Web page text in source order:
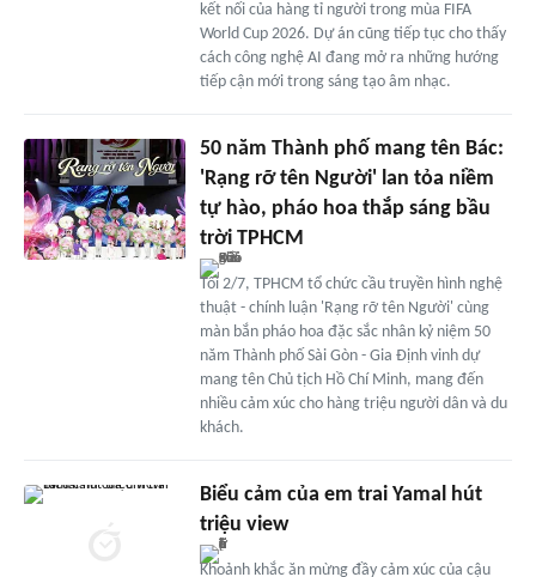
kết nối của hàng tỉ người trong mùa FIFA
World Cup 2026. Dự án cũng tiếp tục cho thấy
cách công nghệ AI đang mở ra những hướng
tiếp cận mới trong sáng tạo âm nhạc.
50 năm Thành phố mang tên Bác:
'Rạng rỡ tên Người' lan tỏa niềm
tự hào, pháo hoa thắp sáng bầu
trời TPHCM
Tối 2/7, TPHCM tổ chức cầu truyền hình nghệ
thuật - chính luận 'Rạng rỡ tên Người' cùng
màn bắn pháo hoa đặc sắc nhân kỷ niệm 50
năm Thành phố Sài Gòn - Gia Định vinh dự
mang tên Chủ tịch Hồ Chí Minh, mang đến
nhiều cảm xúc cho hàng triệu người dân và du
khách.
Biểu cảm của em trai Yamal hút
triệu view
Khoảnh khắc ăn mừng đầy cảm xúc của cậu